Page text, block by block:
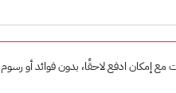
على 5 دفعات مع إمكان ادفع لاحقًا، بدون فوائد أو رسوم